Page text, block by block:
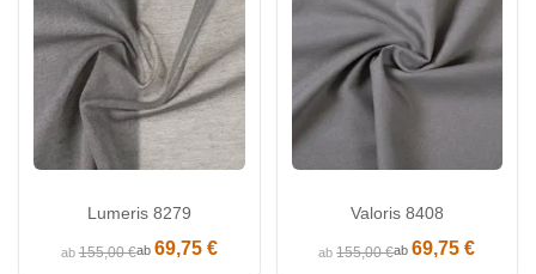
Lumeris 8279
ab155,00 €ab 69,75 €
Valoris 8408
ab155,00 €ab69,75 €